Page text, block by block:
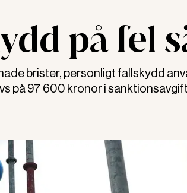
på fel
brister, personligt fallskydd
på 97 600 kronor i